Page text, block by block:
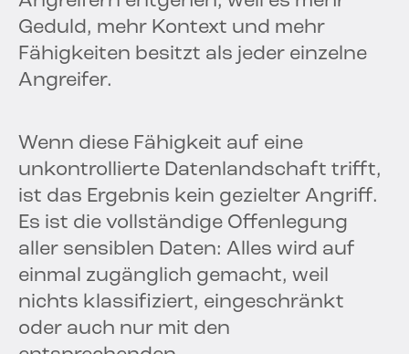
Geduld, mehr Kontext und mehr
Fähigkeiten besitzt als jeder einzelne
Angreifer.
Wenn diese Fähigkeit auf eine
unkontrollierte Datenlandschaft trifft,
ist das Ergebnis kein gezielter Angriff.
Es ist die vollständige Offenlegung
aller sensiblen Daten: Alles wird auf
einmal zugänglich gemacht, weil
nichts klassifiziert, eingeschränkt
oder auch nur mit den